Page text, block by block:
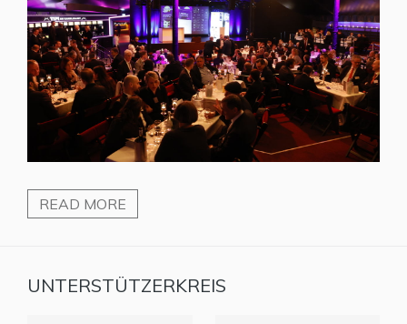
READ MORE
UNTERSTÜTZERKREIS